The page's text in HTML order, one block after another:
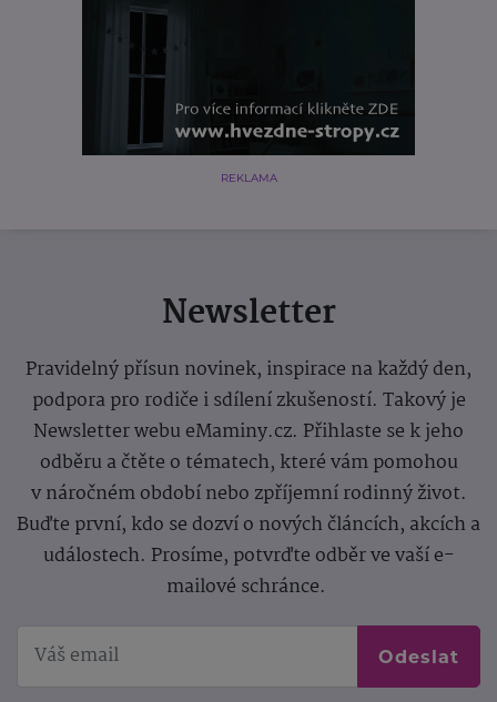
REKLAMA
Newsletter
Pravidelný přísun novinek, inspirace na každý den,
podpora pro rodiče i sdílení zkušeností. Takový je
Newsletter webu eMaminy.cz. Přihlaste se k jeho
odběru a čtěte o tématech, které vám pomohou
v náročném období nebo zpříjemní rodinný život.
Buďte první, kdo se dozví o nových článcích, akcích a
událostech. Prosíme, potvrďte odběr ve vaší e-
mailové schránce.
Odeslat